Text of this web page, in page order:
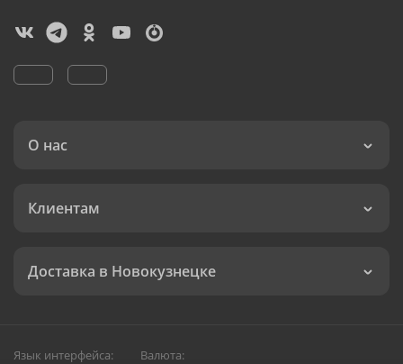
О нас
Клиентам
Доставка в Новокузнецке
Язык интерфейса: Валюта: